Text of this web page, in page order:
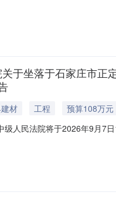
住宅。起拍价：107万元，
于坐落于石家庄市
材 工程
预算108万元
级人民法院将于2026年9月7
住宅。起拍价：108万元，